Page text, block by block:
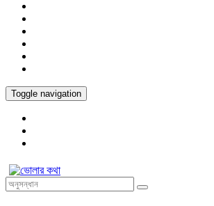
Toggle navigation